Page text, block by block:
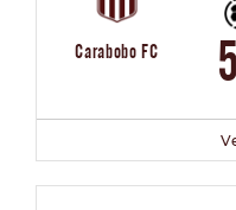
Carabobo FC 5